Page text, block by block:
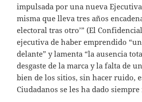
impulsada por una nueva
misma que lleva tres años
electoral tras otro’” (El
ejecutiva de haber emprendido
delante” y lamenta “la ausencia
desgaste de la marca y la falta de
bien de los sitios, sin hacer ruido,
Ciudadanos se les ha dado